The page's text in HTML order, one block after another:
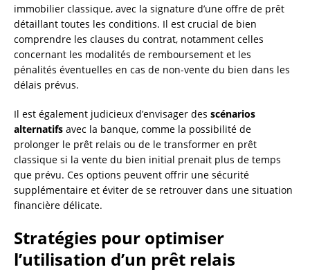
immobilier classique, avec la signature d’une offre de prêt
détaillant toutes les conditions. Il est crucial de bien
comprendre les clauses du contrat, notamment celles
concernant les modalités de remboursement et les
pénalités éventuelles en cas de non-vente du bien dans les
délais prévus.
Il est également judicieux d’envisager des scénarios
alternatifs avec la banque, comme la possibilité de
prolonger le prêt relais ou de le transformer en prêt
classique si la vente du bien initial prenait plus de temps
que prévu. Ces options peuvent offrir une sécurité
supplémentaire et éviter de se retrouver dans une situation
financière délicate.
Stratégies pour optimiser
l’utilisation d’un prêt relais